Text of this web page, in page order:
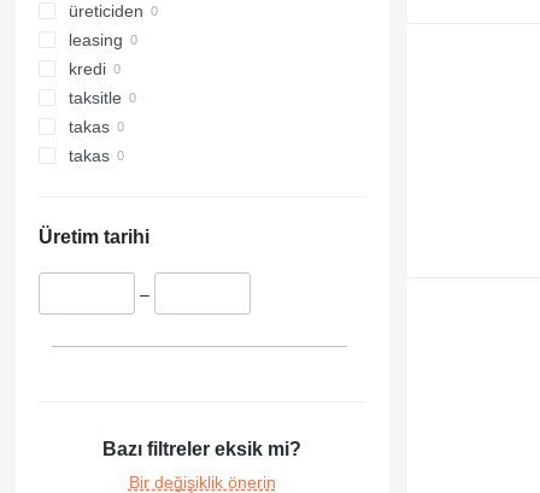
üreticiden
leasing
kredi
taksitle
takas
takas
Üretim tarihi
–
Bazı filtreler eksik mi?
Bir değişiklik önerin